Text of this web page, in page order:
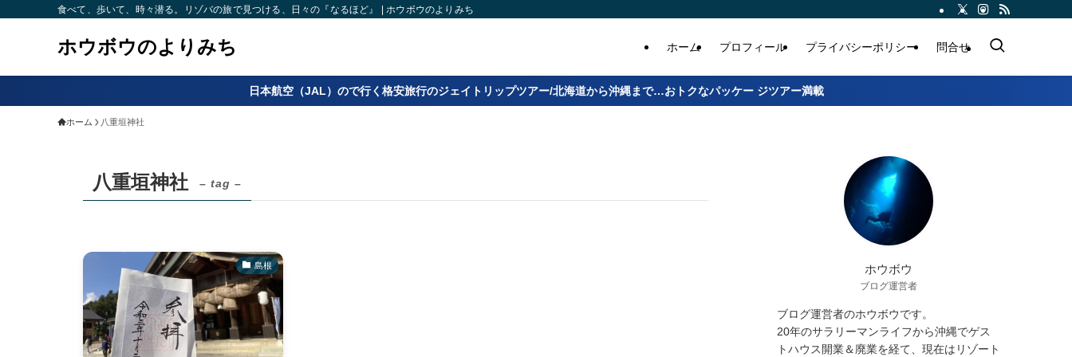
食べて、歩いて、時々潜る。リゾバの旅で見つける、日々の『なるほど』 | ホウボウのよりみち
ホウボウのよりみち ホーム プロフィール プライバシーポリシー 問合せ
日本航空（JAL）ので行く格安旅行のジェイトリップツアー/北海道から沖縄まで…おトクなパッケー ジツアー満載
ホーム 八重垣神社
八重垣神社 – tag –
島根 ホウボウ
ブログ運営者
ブログ運営者のホウボウです。
20年のサラリーマンライフから沖縄でゲス
トハウス開業＆廃業を経て、現在はリゾート